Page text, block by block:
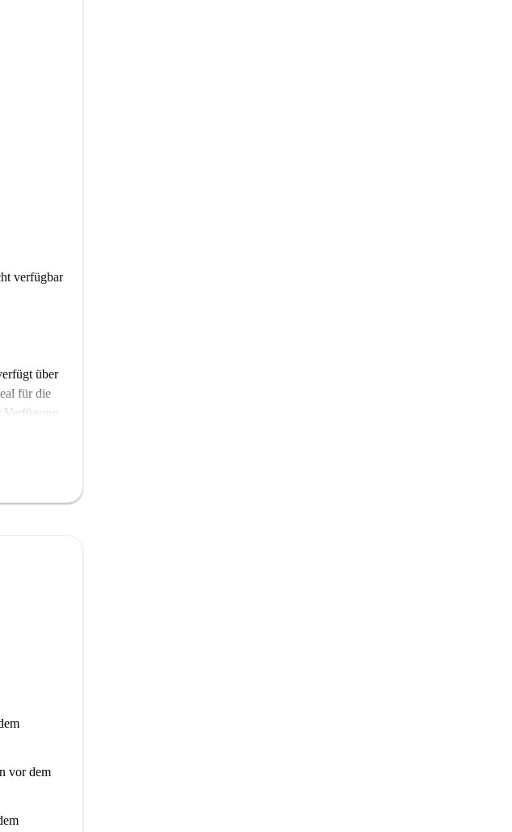
verfügbar
über
für die
vor dem